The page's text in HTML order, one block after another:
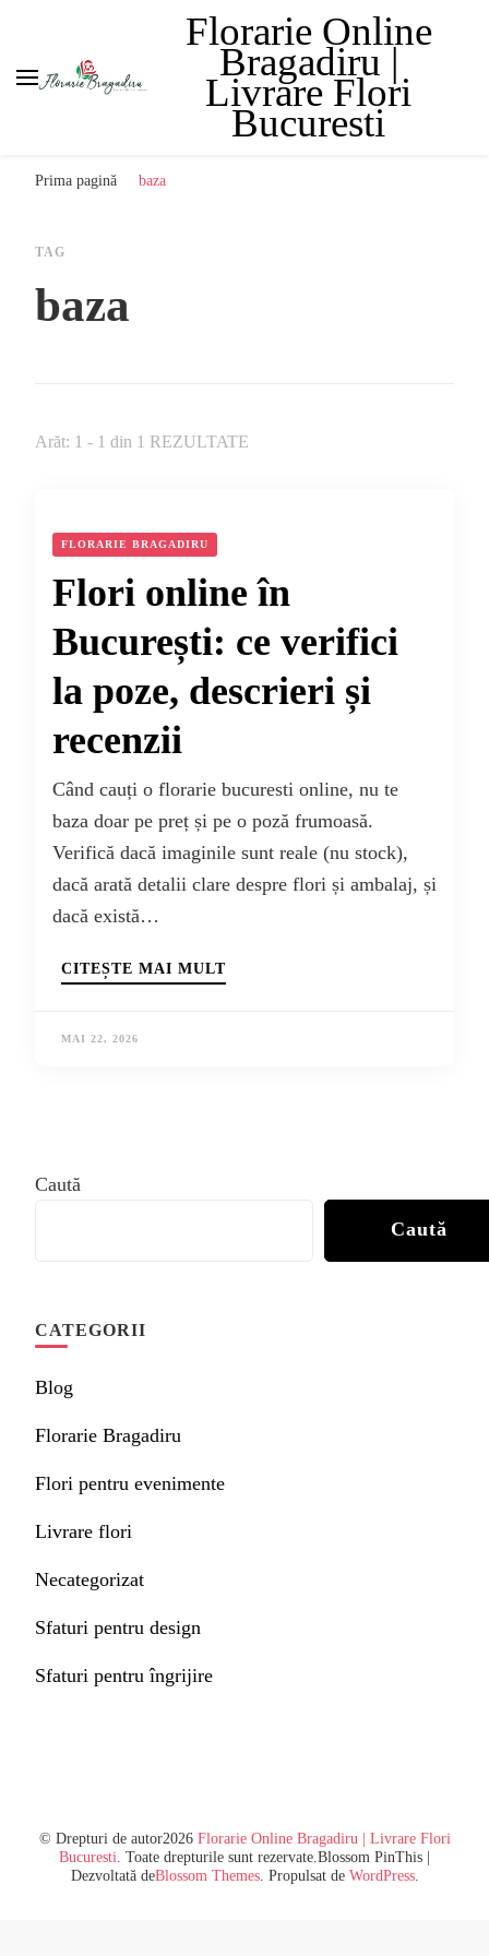
Florarie Online
Bragadiru |
Livrare Flori
Bucuresti
Prima pagină baza
TAG
baza
Arăt: 1 - 1 din 1 REZULTATE
FLORARIE BRAGADIRU
Flori online în
București: ce verifici
la poze, descrieri și
recenzii
Când cauți o florarie bucuresti online, nu te
baza doar pe preț și pe o poză frumoasă.
Verifică dacă imaginile sunt reale (nu stock),
dacă arată detalii clare despre flori și ambalaj, și
dacă există…
CITEȘTE MAI MULT
MAI 22, 2026
Caută
Caută
CATEGORII
Blog
Florarie Bragadiru
Flori pentru evenimente
Livrare flori
Necategorizat
Sfaturi pentru design
Sfaturi pentru îngrijire
© Drepturi de autor2026 Florarie Online Bragadiru | Livrare Flori
Bucuresti. Toate drepturile sunt rezervate.Blossom PinThis |
Dezvoltată deBlossom Themes. Propulsat de WordPress.